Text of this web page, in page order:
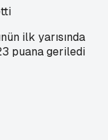
ilk yarısında
puana geriledi